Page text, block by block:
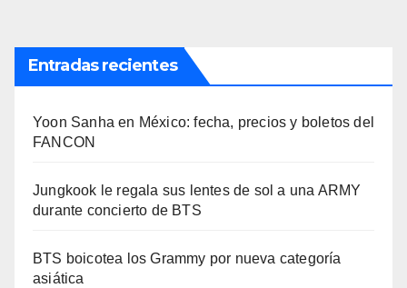
Entradas recientes
Yoon Sanha en México: fecha, precios y boletos del
FANCON
Jungkook le regala sus lentes de sol a una ARMY
durante concierto de BTS
BTS boicotea los Grammy por nueva categoría
asiática